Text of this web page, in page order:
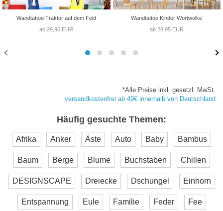
Wandtattoo Traktor auf dem Feld
ab 29,95 EUR
Wandtattoo Kinder Wortwolke
ab 28,95 EUR
*Alle Preise inkl. gesetzl. MwSt.
versandkostenfrei ab 49€ innerhalb von Deutschland
Häufig gesuchte Themen:
Afrika Anker Äste Auto Baby Bambus
Baum Berge Blume Buchstaben Chillen
DESIGNSCAPE Dreiecke Dschungel Einhorn
Entspannung Eule Familie Feder Fee